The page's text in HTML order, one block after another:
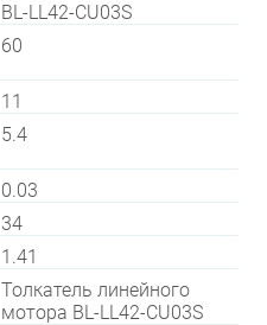
BL-LL42-CU03S
60
11
5.4
0.03
34
1.41
Толкатель линейного
мотора BL-LL42-CU03S